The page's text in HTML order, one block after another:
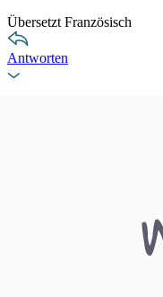
Übersetzt Französisch
Antworten